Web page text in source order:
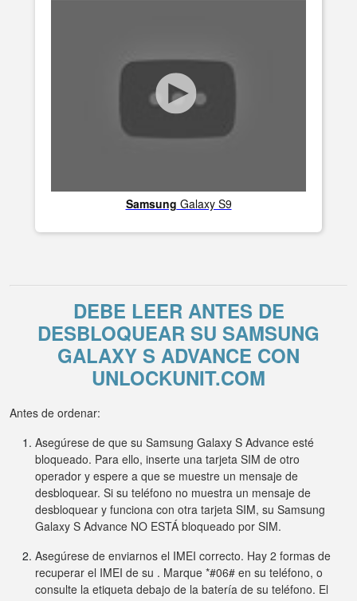
Samsung Galaxy S9
DEBE LEER ANTES DE
DESBLOQUEAR SU SAMSUNG
GALAXY S ADVANCE CON
UNLOCKUNIT.COM
Antes de ordenar:
Asegúrese de que su Samsung Galaxy S Advance esté
bloqueado. Para ello, inserte una tarjeta SIM de otro
operador y espere a que se muestre un mensaje de
desbloquear. Si su teléfono no muestra un mensaje de
desbloquear y funciona con otra tarjeta SIM, su Samsung
Galaxy S Advance NO ESTÁ bloqueado por SIM.
Asegúrese de enviarnos el IMEI correcto. Hay 2 formas de
recuperar el IMEI de su . Marque *#06# en su teléfono, o
consulte la etiqueta debajo de la batería de su teléfono. El